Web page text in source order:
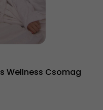
Wellness Csomag